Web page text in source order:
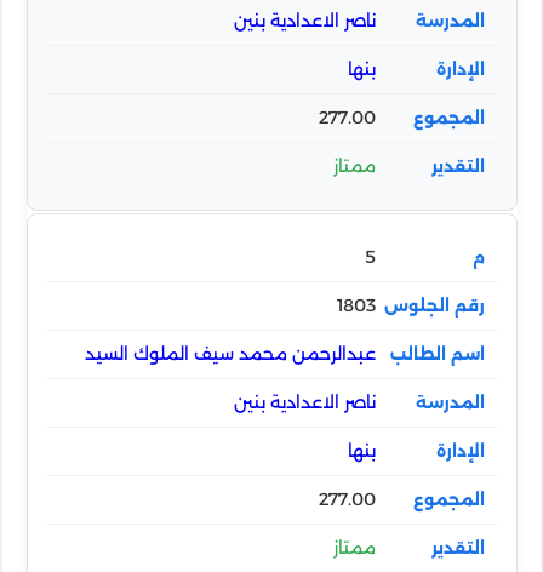
ناصر الاعدادية بنين
بنها
277.00
ممتاز
5
1803
عبدالرحمن محمد سيف الملوك السيد
ناصر الاعدادية بنين
بنها
277.00
ممتاز